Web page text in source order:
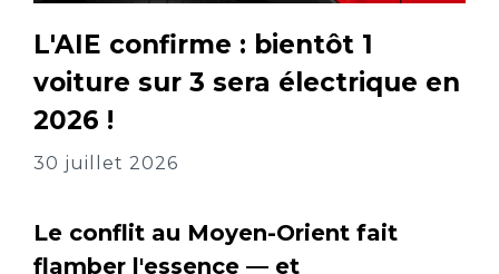
L'AIE confirme : bientôt 1
voiture sur 3 sera électrique en
2026 !
30 juillet 2026
Le conflit au Moyen-Orient fait
flamber l'essence — et